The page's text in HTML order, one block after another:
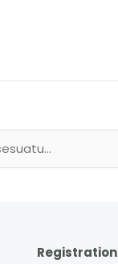
Registration